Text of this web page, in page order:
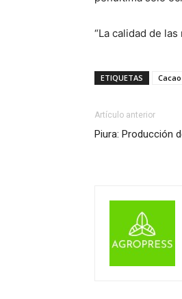
“La calidad de
ETIQUETAS
Artículo anterior
Piura: Producción